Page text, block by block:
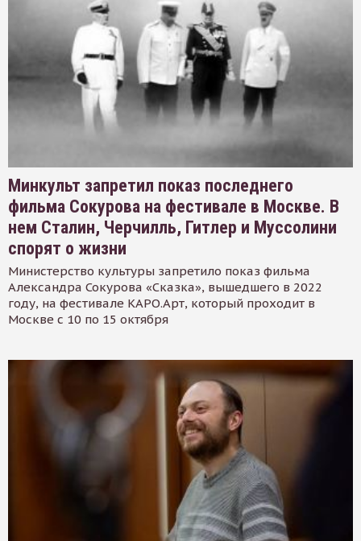
Минкульт запретил показ последнего
фильма Сокурова на фестивале в Москве. В
нем Сталин, Черчилль, Гитлер и Муссолини
спорят о жизни
Министерство культуры запретило показ фильма
Александра Сокурова «Сказка», вышедшего в 2022
году, на фестивале КАРО.Арт, который проходит в
Москве с 10 по 15 октября